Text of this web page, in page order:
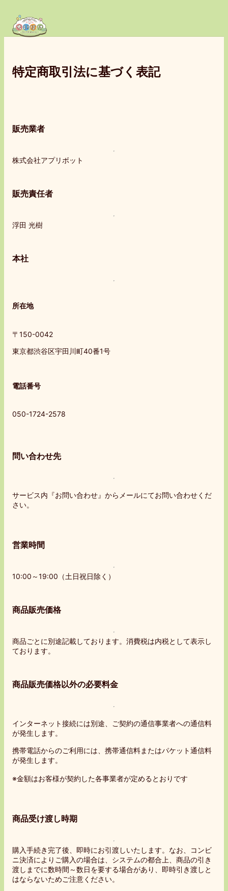
特定商取引法に基づく表記
販売業者
株式会社アプリボット
販売責任者
浮田 光樹
本社
所在地
〒150-0042
東京都渋谷区宇田川町40番1号
電話番号
050-1724-2578
問い合わせ先
サービス内『お問い合わせ』からメールにてお問い合わせくだ
さい。
営業時間
10:00～19:00（土日祝日除く）
商品販売価格
商品ごとに別途記載しております。消費税は内税として表示し
ております。
商品販売価格以外の必要料金
インターネット接続には別途、ご契約の通信事業者への通信料
が発生します。
携帯電話からのご利用には、携帯通信料またはパケット通信料
が発生します。
※金額はお客様が契約した各事業者が定めるとおりです
商品受け渡し時期
購入手続き完了後、即時にお引渡しいたします。なお、コンビ
ニ決済によりご購入の場合は、システムの都合上、商品の引き
渡しまでに数時間～数日を要する場合があり、即時引き渡しと
はならないためご注意ください。